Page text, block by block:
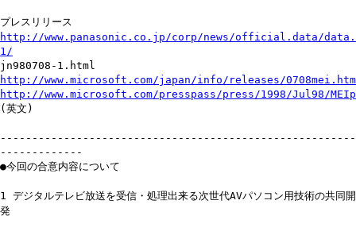
プレスリリース
http://www.panasonic.co.jp/corp/news/official.data/
1/
jn980708-1.html
http://www.microsoft.com/japan/info/releases/0708mei.htm
http://www.microsoft.com/presspass/press/1998/Jul98/
(英文)
--------------------------------------------------------
-------------
●今回の合意内容について
1 デジタルテレビ放送を受信・処理出来る次世代AVパソコン用技術の共同開
発